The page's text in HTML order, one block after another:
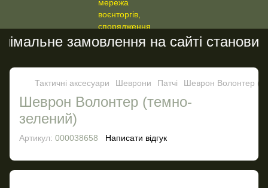
замовлення на сайті становить
Тактичні аксесуари Шеврони Патчі Шеврон Волонтер
Шеврон Волонтер (темно-
зелений)
Артикул: 000038658 Написати відгук